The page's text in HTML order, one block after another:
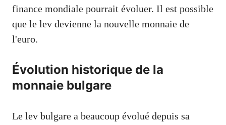
finance mondiale pourrait évoluer. Il est possible
que le lev devienne la nouvelle monnaie de
l'euro.
Évolution historique de la
monnaie bulgare
Le lev bulgare a beaucoup évolué depuis sa